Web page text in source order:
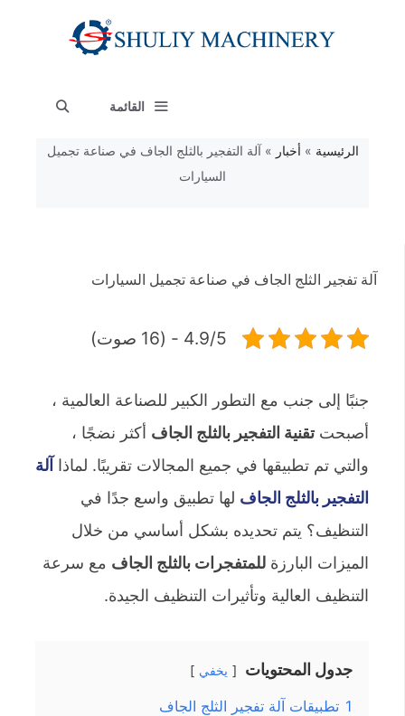
القائمة
الرئيسية » أخبار »آلة التفجير بالثلج الجاف في صناعة تجميل
السيارات
آلة تفجير الثلج الجاف في صناعة تجميل السيارات
4.9/5 - (16 صوت)
جنبًا إلى جنب مع التطور الكبير للصناعة العالمية ،
أصبحتتقنية التفجير بالثلج الجاف أكثر نضجًا ،
والتي تم تطبيقها في جميع المجالات تقريبًا. لماذا آلة
التفجير بالثلج الجاف لها تطبيق واسع جدًا في
التنظيف؟ يتم تحديده بشكل أساسي من خلال
الميزات البارزة للمتفجرات بالثلج الجاف مع سرعة
التنظيف العالية وتأثيرات التنظيف الجيدة.
جدول المحتويات يخفي
1 تطبيقات آلة تفجير الثلج الجاف